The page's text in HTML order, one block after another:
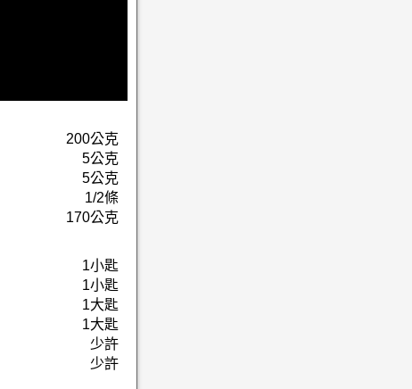
200公克
5公克
5公克
1/2條
170公克
1小匙
1小匙
1大匙
1大匙
少許
少許